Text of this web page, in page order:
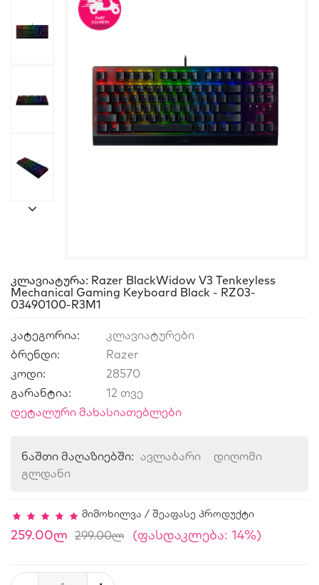
Კლავიატურა: Razer BlackWidow V3 Tenkeyless
Mechanical Gaming Keyboard Black - RZ03-
03490100-R3M1
კატეგორია:
კლავიატურები
ბრენდი:
Razer
კოდი:
28570
გარანტია:
12 თვე
დეტალური მახასიათებლები
ნაშთი მაღაზიებში: ავლაბარი
დიღომი
გლდანი
მიმოხილვა / შეაფასე პროდუქტი
259.00ლ 299.00ლ (ფასდაკლება: 14%)